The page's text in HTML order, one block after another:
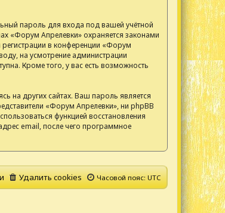
пароль для входа под вашей учётной
«Форум Апрелевки» охраняется законами
в конференции «Форум
на усмотрение администрации
Кроме того, у вас есть возможность
на других сайтах. Ваш пароль является
«Форум Апрелевки», ни phpBB
функцией восстановления
email, после чего программное
Часовой пояс:UTC
Удалить cookies